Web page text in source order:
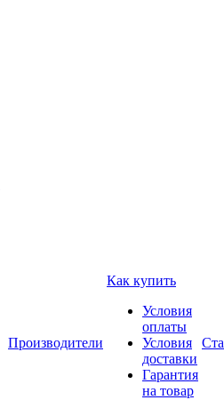
Производители
Как купить
Условия
оплаты
Условия
доставки
Гарантия
на товар